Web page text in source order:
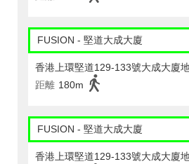
FUSION - 堅道大成大廈
香港上環堅道129-133號大成大廈
距離 180m
FUSION - 堅道大成大廈
香港上環堅道129-133號大成大廈